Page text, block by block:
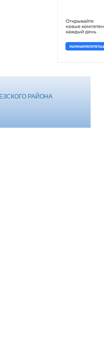
РАЙОНА